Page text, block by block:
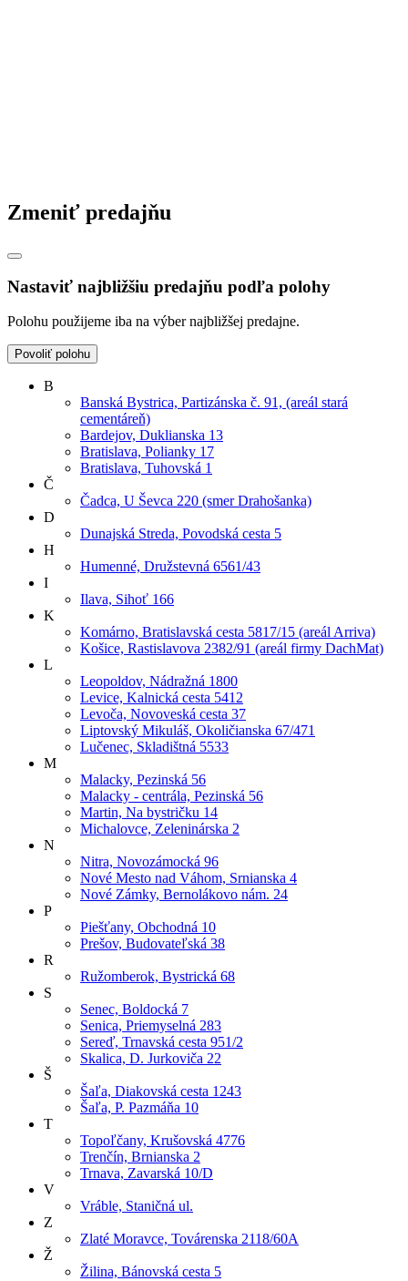
Zmeniť predajňu
Nastaviť najbližšiu predajňu podľa polohy
Polohu použijeme iba na výber najbližšej predajne.
Povoliť polohu
B
Banská Bystrica, Partizánska č. 91, (areál stará
cementáreň)
Bardejov, Duklianska 13
Bratislava, Polianky 17
Bratislava, Tuhovská 1
Č
Čadca, U Ševca 220 (smer Drahošanka)
D
Dunajská Streda, Povodská cesta 5
H
Humenné, Družstevná 6561/43
I
Ilava, Sihoť 166
K
Komárno, Bratislavská cesta 5817/15 (areál Arriva)
Košice, Rastislavova 2382/91 (areál firmy DachMat)
L
Leopoldov, Nádražná 1800
Levice, Kalnická cesta 5412
Levoča, Novoveská cesta 37
Liptovský Mikuláš, Okoličianska 67/471
Lučenec, Skladištná 5533
M
Malacky, Pezinská 56
Malacky - centrála, Pezinská 56
Martin, Na bystričku 14
Michalovce, Zeleninárska 2
N
Nitra, Novozámocká 96
Nové Mesto nad Váhom, Srnianska 4
Nové Zámky, Bernolákovo nám. 24
P
Piešťany, Obchodná 10
Prešov, Budovateľská 38
R
Ružomberok, Bystrická 68
S
Senec, Boldocká 7
Senica, Priemyselná 283
Sereď, Trnavská cesta 951/2
Skalica, D. Jurkoviča 22
Š
Šaľa, Diakovská cesta 1243
Šaľa, P. Pazmáňa 10
T
Topoľčany, Krušovská 4776
Trenčín, Brnianska 2
Trnava, Zavarská 10/D
V
Vráble, Staničná ul.
Z
Zlaté Moravce, Továrenska 2118/60A
Ž
Žilina, Bánovská cesta 5